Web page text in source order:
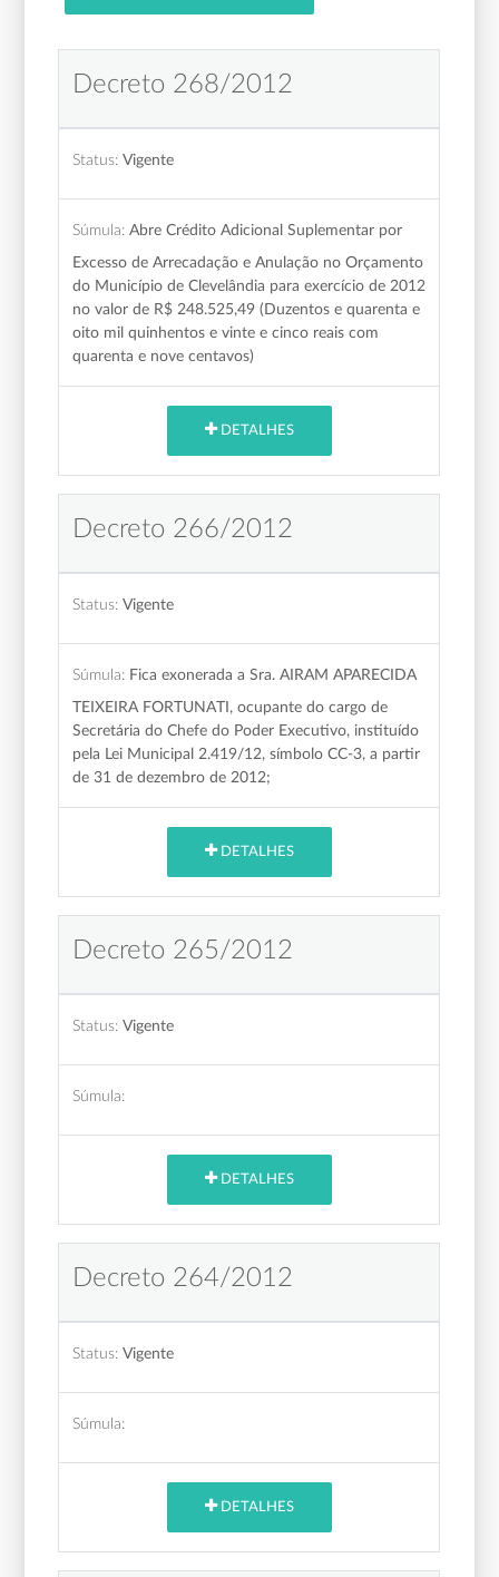
Decreto 268/2012
Status: Vigente
Súmula: Abre Crédito Adicional Suplementar por
Excesso de Arrecadação e Anulação no Orçamento
do Município de Clevelândia para exercício de 2012
no valor de R$ 248.525,49 (Duzentos e quarenta e
oito mil quinhentos e vinte e cinco reais com
quarenta e nove centavos)
DETALHES
Decreto 266/2012
Status: Vigente
Súmula: Fica exonerada a Sra. AIRAM APARECIDA
TEIXEIRA FORTUNATI, ocupante do cargo de
Secretária do Chefe do Poder Executivo, instituído
pela Lei Municipal 2.419/12, símbolo CC-3, a partir
de 31 de dezembro de 2012;
DETALHES
Decreto 265/2012
Status: Vigente
Súmula:
DETALHES
Decreto 264/2012
Status: Vigente
Súmula:
DETALHES